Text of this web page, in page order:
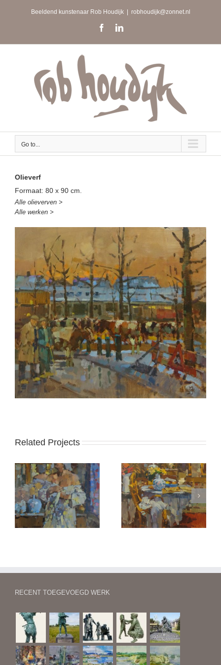
Beeldend kunstenaar Rob Houdijk robhoudijk@zonnet.nl
FacebookLinkedIn
Go to...
Olieverf
Formaat: 80 x 90 cm.
Alle olieverven >
Alle werken >
Related Projects
Atelierhoek Beeldhouwers-atelier
RECENT TOEGEVOEGD WERK